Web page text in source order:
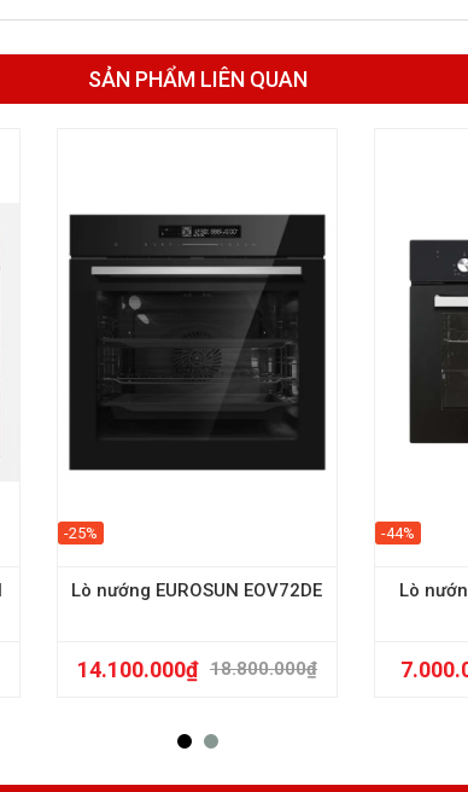
SẢN PHẨM LIÊN QUAN
-25%
Lò nướng EUROSUN EOV72DE
18.800.000₫
14.100.000₫
-44%
Lò